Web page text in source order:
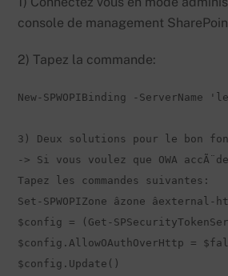
console de management
2) Tapez la commande:
New-SPWOPIBinding -
3) Deux solutions pour le bon
-> Si vous voulez que OWA
Tapez les commandes suivantes:
Set-SPWOPIZone âzone âexternal-
$config = (Get-
$config.AllowOAuthOverHttp =
$config.Update()